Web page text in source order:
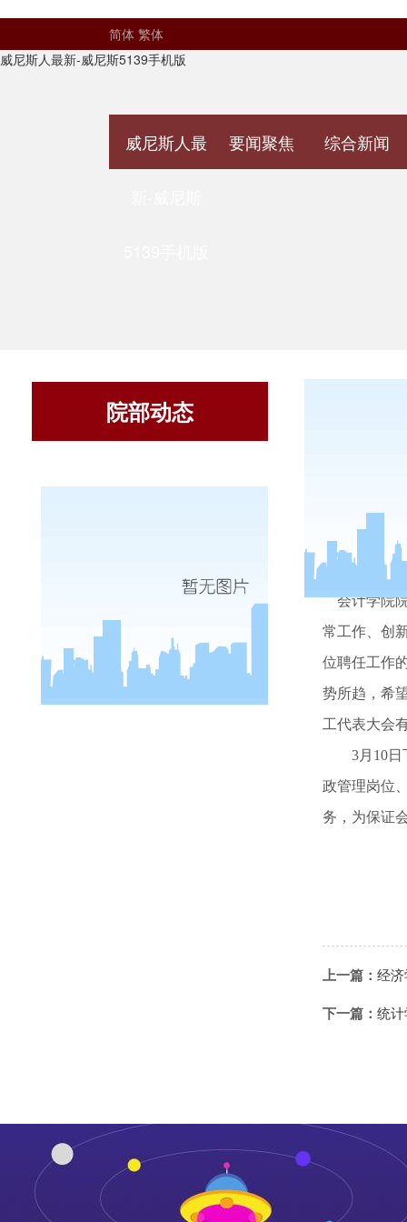
简体 繁体
威尼斯人最新-威尼斯5139手机版
威尼斯人最 要闻聚焦 综合新闻
院部动态
3 日
会计学院
常工作、创
位聘任工作
势所趋，希
工代表大会
3月 10日
政管理岗位
务，为保证
上一篇： 经
下一篇： 统